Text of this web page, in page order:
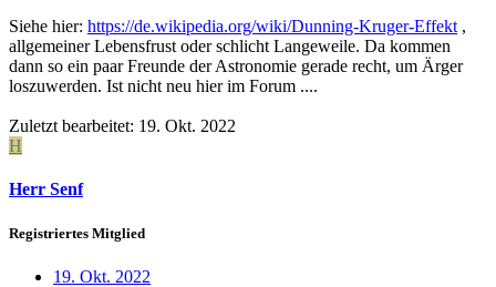
Siehe hier: https://de.wikipedia.org/wiki/Dunning-Kruger-Effekt ,
allgemeiner Lebensfrust oder schlicht Langeweile. Da kommen
dann so ein paar Freunde der Astronomie gerade recht, um Ärger
loszuwerden. Ist nicht neu hier im Forum ....
Zuletzt bearbeitet: 19. Okt. 2022
H
Herr Senf
Registriertes Mitglied
19. Okt. 2022